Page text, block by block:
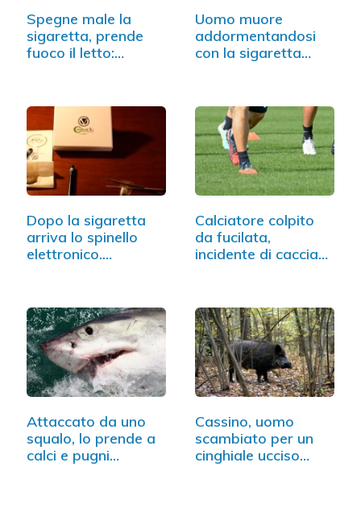
Spegne male la
sigaretta, prende
fuoco il letto:…
Uomo muore
addormentandosi
con la sigaretta
Dopo la sigaretta
arriva lo spinello
elettronico.…
Calciatore colpito
da fucilata,
incidente di caccia…
Attaccato da uno
squalo, lo prende a
calci e pugni…
Cassino, uomo
scambiato per un
cinghiale ucciso…